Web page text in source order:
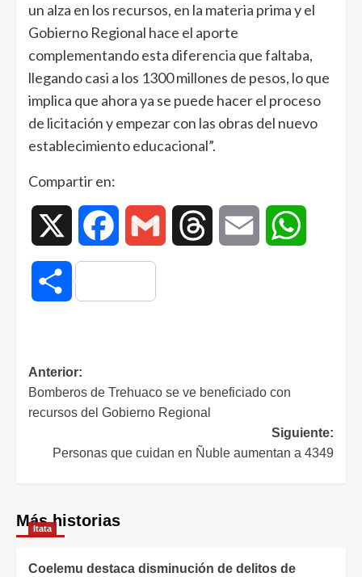
un alza en los recursos, en la materia prima y el
Gobierno Regional hace el aporte
complementando esta diferencia que faltaba,
llegando casi a los 1300 millones de pesos, lo que
implica que ahora ya se puede hacer el proceso
de licitación y empezar con las obras del nuevo
establecimiento educacional”.
Compartir en:
Facebook Gmail Threads Email
Compartir
Anterior:
Bomberos de Trehuaco se ve beneficiado con
recursos del Gobierno Regional
Siguiente:
Personas que cuidan en Ñuble aumentan a 4349
Más historias
Itata
Coelemu destaca disminución de delitos de